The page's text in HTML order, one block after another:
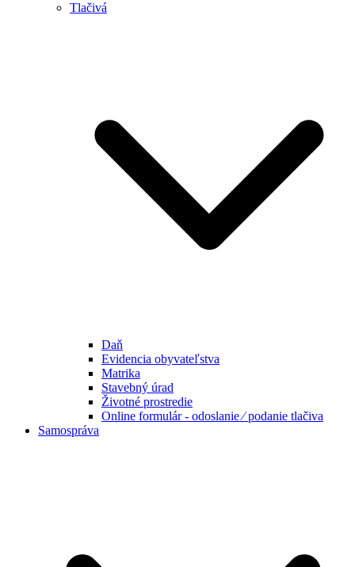
Tlačivá
Daň
Evidencia obyvateľstva
Matrika
Stavebný úrad
Životné prostredie
Online formulár - odoslanie ⁄ podanie tlačiva
Samospráva